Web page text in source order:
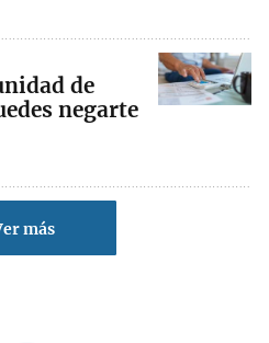
de
negarte
más